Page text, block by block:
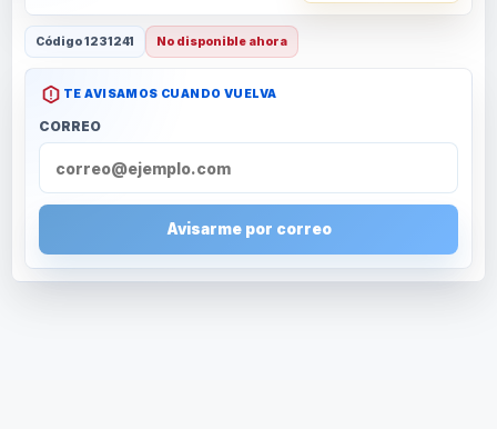
Código1231241 No disponible ahora
TE AVISAMOS CUANDO VUELVA
CORREO
Avisarme por correo